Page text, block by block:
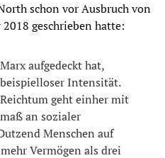
schon vor Ausbruch von
geschrieben hatte:
aufgedeckt hat,
Intensität.
geht einher mit
an sozialer
Menschen auf
Vermögen als drei